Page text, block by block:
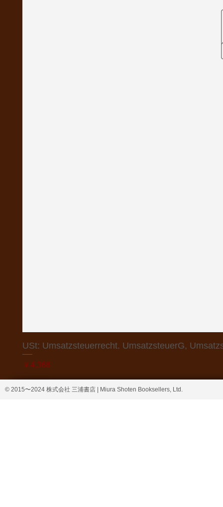
USt: Umsatzsteuerrecht. UmsatzsteuerG,
価格
￥4,368
© 2015〜2024 株式会社 三浦書店 | Miura Shoten Booksellers, Ltd.